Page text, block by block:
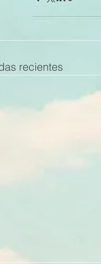
recientes